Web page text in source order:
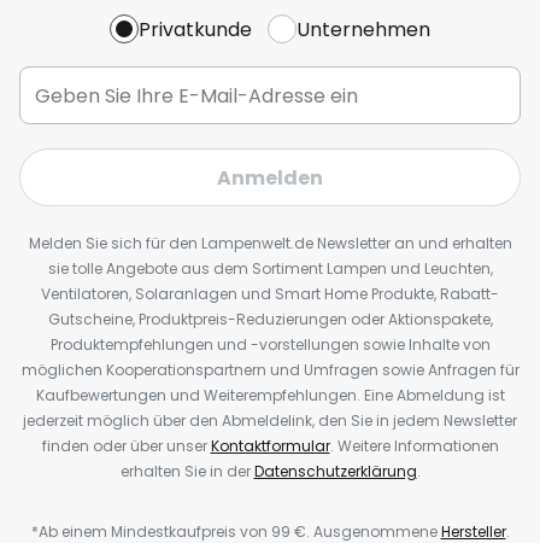
Privatkunde Unternehmen
Anmelden
Melden Sie sich für den Lampenwelt.de Newsletter an und erhalten
sie tolle Angebote aus dem Sortiment Lampen und Leuchten,
Ventilatoren, Solaranlagen und Smart Home Produkte, Rabatt-
Gutscheine, Produktpreis-Reduzierungen oder Aktionspakete,
Produktempfehlungen und -vorstellungen sowie Inhalte von
möglichen Kooperationspartnern und Umfragen sowie Anfragen für
Kaufbewertungen und Weiterempfehlungen. Eine Abmeldung ist
jederzeit möglich über den Abmeldelink, den Sie in jedem Newsletter
finden oder über unserKontaktformular. Weitere Informationen
erhalten Sie in derDatenschutzerklärung.
*Ab einem Mindestkaufpreis von 99 €. AusgenommeneHersteller.